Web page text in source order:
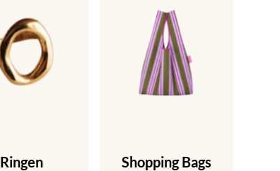
Ringen Shopping Bags